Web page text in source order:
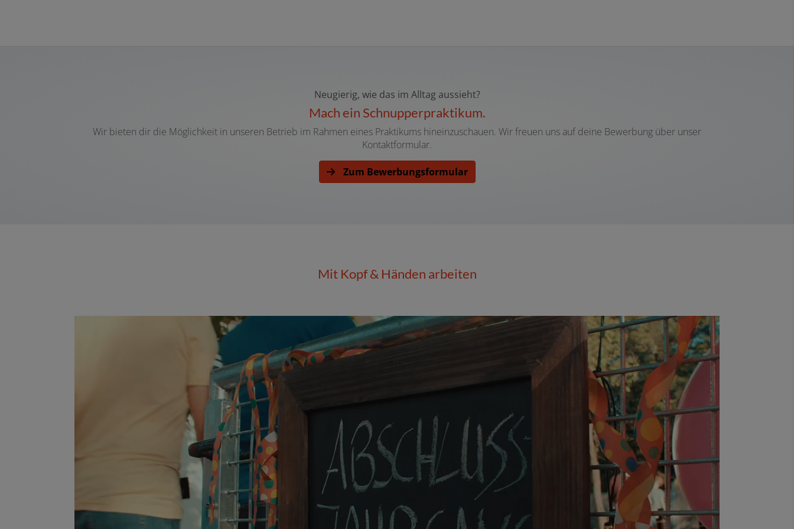
Neugierig, wie das im Alltag aussieht?
Mach ein Schnupperpraktikum.
Wir bieten dir die Möglichkeit in unseren Betrieb im Rahmen eines Praktikums hineinzuschauen. Wir freuen uns auf deine Bewerbung über unser
Kontaktformular.
Zum Bewerbungsformular
Mit Kopf & Händen arbeiten